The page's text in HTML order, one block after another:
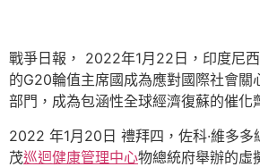
戰爭日報， 2022年1月22日，印度尼
的G20輪值主席國成為應對國際社會關
部門，成為包涵性全球經濟復蘇的催化
2022 年1月20日 禮拜四，佐科·維多多
茂巡迴健康管理中心物總統府舉辦的虛